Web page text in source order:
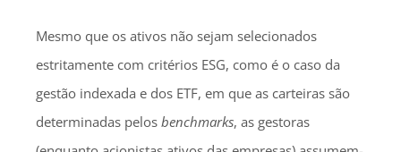
Mesmo que os ativos não sejam selecionados
estritamente com critérios ESG, como é o caso da
gestão indexada e dos ETF, em que as carteiras são
determinadas pelos benchmarks, as gestoras